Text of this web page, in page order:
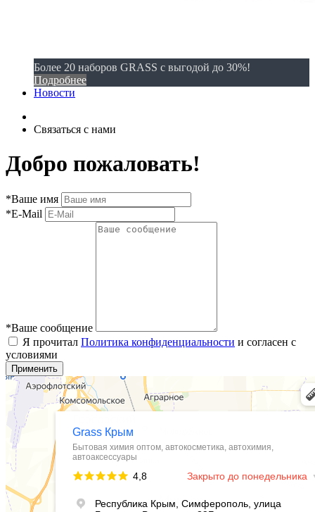
Более 20 наборов GRASS с выгодой до 30%!
Подробнее
Новости
Связаться с нами
Добро пожаловать!
*Ваше имя
*E-Mail
*Ваше сообщение
Я прочитал Политика конфиденциальности и согласен с
условиями